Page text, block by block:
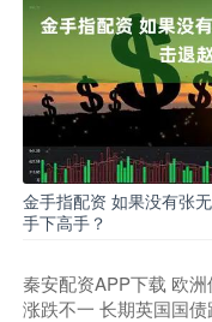
金手指配资 如果没有张
手下高手？
秦安配资APP下载 欧
涨跌不一 长期英国国债